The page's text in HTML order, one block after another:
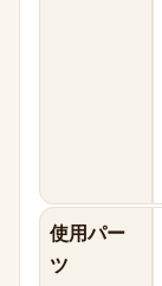
使用パー
ツ